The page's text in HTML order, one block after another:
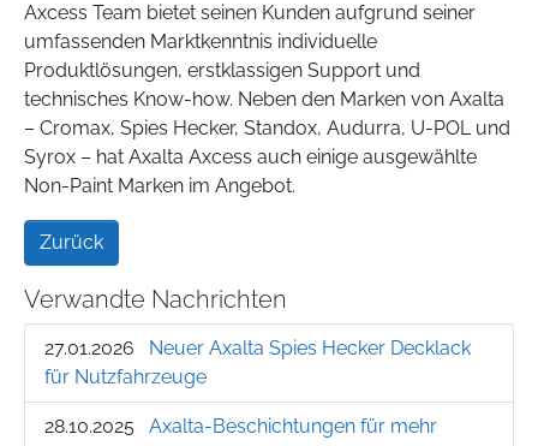
Axcess Team bietet seinen Kunden aufgrund seiner
umfassenden Marktkenntnis individuelle
Produktlösungen, erstklassigen Support und
technisches Know-how. Neben den Marken von Axalta
– Cromax, Spies Hecker, Standox, Audurra, U-POL und
Syrox – hat Axalta Axcess auch einige ausgewählte
Non-Paint Marken im Angebot.
Zurück
Verwandte Nachrichten
27.01.2026
Neuer Axalta Spies Hecker Decklack
für Nutzfahrzeuge
28.10.2025
Axalta-Beschichtungen für mehr